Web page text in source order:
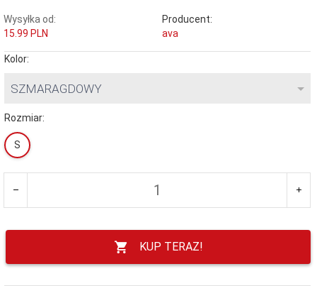
Wysyłka od:
15.99 PLN
Producent:
ava
Kolor:
SZMARAGDOWY
Rozmiar:
S
KUP TERAZ!